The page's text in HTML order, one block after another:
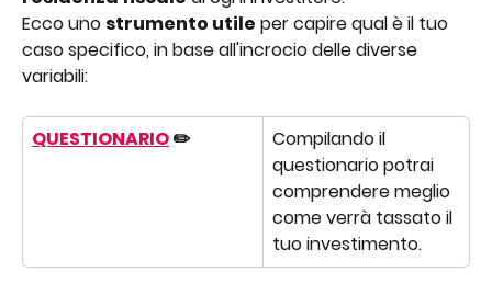
Ecco uno strumento utile per capire qual è il tuo
caso specifico, in base all'incrocio delle diverse
variabili:
QUESTIONARIO ✏️
Compilando il
questionario potrai
comprendere meglio
come verrà tassato il
tuo investimento.